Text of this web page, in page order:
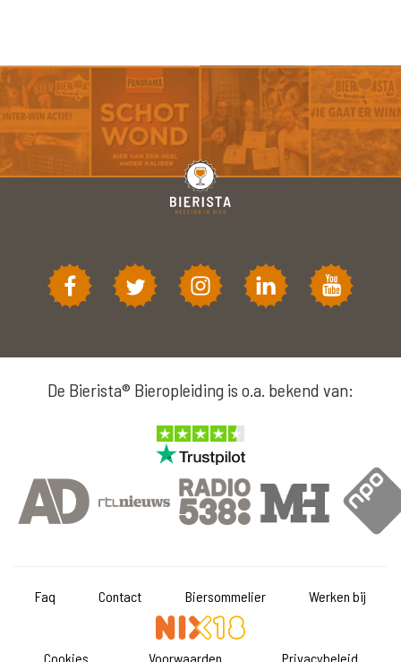
De Bierista® Bieropleiding is o.a. bekend van:
Faq Contact Biersommelier Werken bij
Cookies Voorwaarden Privacybeleid